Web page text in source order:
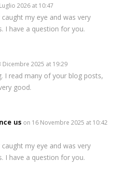
2026 at 10:47
my eye and was very
I have a question for you.
Dicembre 2025 at 19:29
I read many of your blog posts,
good.
us on 16 Novembre 2025 at 10:42
my eye and was very
I have a question for you.